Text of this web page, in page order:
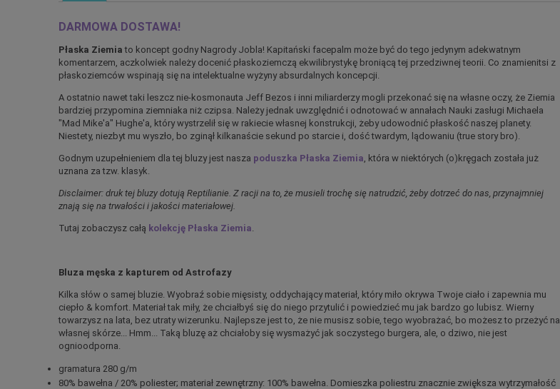
DARMOWA DOSTAWA!
Płaska Ziemia to koncept godny Nagrody Jobla! Kapitański facepalm może być do tego jedynym adekwatnym
komentarzem, aczkolwiek należy docenić płaskoziemczą ekwilibrystykę broniącą tej przedziwnej teorii. Co znamienitsi z
płaskoziemców wspinają się na intelektualne wyżyny absurdalnych koncepcji.
A ostatnio nawet taki leszcz nie-kosmonauta Jeff Bezos i inni miliarderzy mogli przekonać się na własne oczy, że Ziemia
bardziej przypomina ziemniaka niż czipsa. Należy jednak uwzględnić i odnotować w annałach Nauki zasługi Michaela
"Mad Mike'a" Hughe'a, który wystrzelił się w rakiecie własnej konstrukcji, żeby udowodnić płaskość naszej planety.
Niestety, niezbyt mu wyszło, bo zginął kilkanaście sekund po starcie i, dość twardym, lądowaniu (true story bro).
Godnym uzupełnieniem dla tej bluzy jest nasza poduszka Płaska Ziemia , która w niektórych (o)kręgach została już
uznana za tzw. klasyk.
Disclaimer: druk tej bluzy dotują Reptilianie. Z racji na to, że musieli trochę się natrudzić, żeby dotrzeć do nas, przynajmniej
znają się na trwałości i jakości materiałowej.
Tutaj zobaczysz całą kolekcję Płaska Ziemia
Bluza męska z kapturem od Astrofazy
Kilka słów o samej bluzie. Wyobraź sobie mięsisty, oddychający materiał, który miło okrywa Twoje ciało i zapewnia mu
ciepło & komfort. Materiał tak miły, że chciałbyś się do niego przytulić i powiedzieć mu jak bardzo go lubisz. Wierny
towarzysz na lata, bez utraty wizerunku. Najlepsze jest to, że nie musisz sobie, tego wyobrażać, bo możesz to przeżyć na
własnej skórze... Hmm... Taką bluzę aż chciałoby się wysmażyć jak soczystego burgera, ale, o dziwo, nie jest
ognioodporna.
gramatura 280 g/m
80% bawełna / 20% poliester; materiał zewnętrzny: 100% bawełna. Domieszka poliestru znacznie zwiększa wytrzymałość